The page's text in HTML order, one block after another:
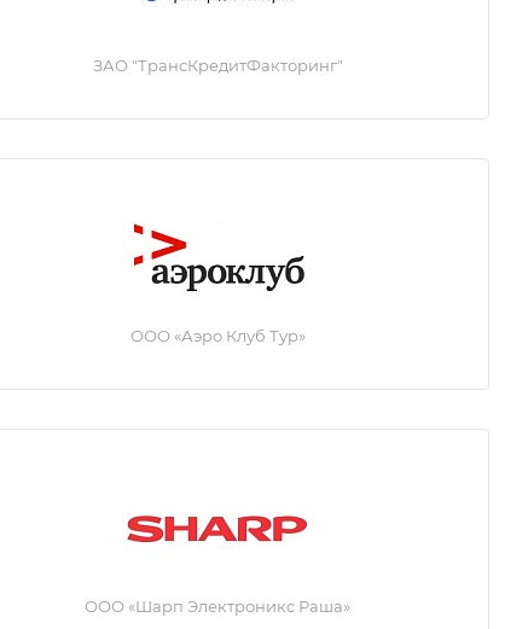
ЗАО "ТрансКредитФакторинг"
ООО «Аэро Клуб Тур»
ООО «Шарп Электроникс Раша»